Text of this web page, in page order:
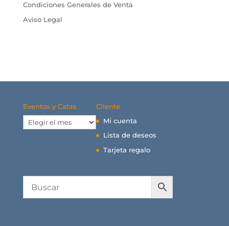
Condiciones Generales de Venta
Aviso Legal
Eventos y Catas
Eventos
y
Cliente
Mi cuenta
Lista de deseos
Tarjeta regalo